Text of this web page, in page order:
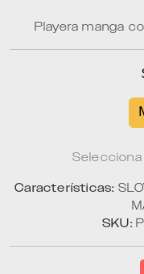
Playera manga
Características:
SKU: